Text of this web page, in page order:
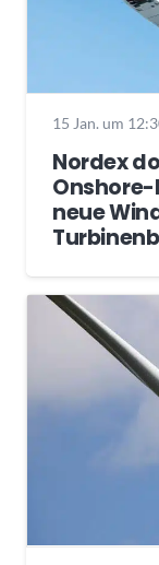
15 Jan. um
Nordex
neue